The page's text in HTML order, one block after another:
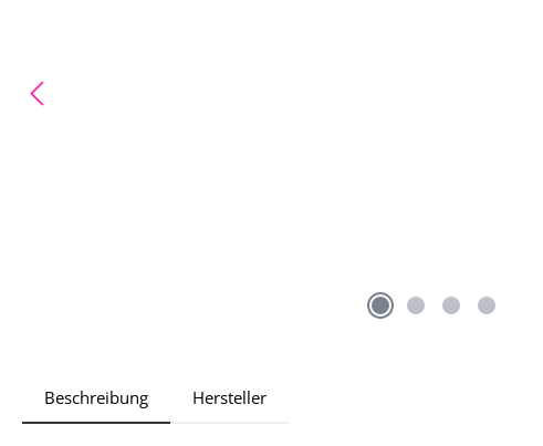
Beschreibung Hersteller